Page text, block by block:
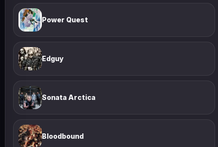
Power Quest
Edguy
Sonata Arctica
Bloodbound